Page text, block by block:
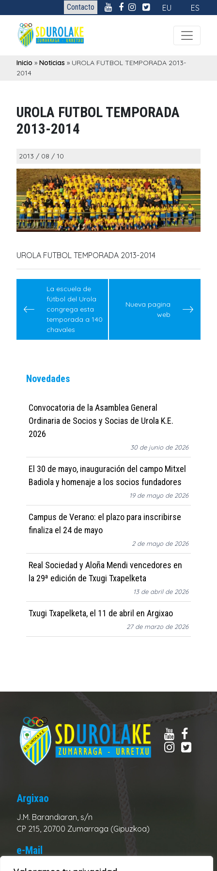
Contacto EU ES
Inicio »Noticias » UROLA FUTBOL TEMPORADA 2013-
2014
UROLA FUTBOL TEMPORADA
2013-2014
2013 / 08 / 10
UROLA FUTBOL TEMPORADA 2013-2014
Navegación
entradas
La escuela de
fútbol del Urola
congrega esta
temporada a 140
chavales
Nueva pagina
web
Novedades
Convocatoria de la Asamblea General
Ordinaria de Socios y Socias de Urola K.E.
2026
30 de junio de 2026
El 30 de mayo, inauguración del campo Mitxel
Badiola y homenaje a los socios fundadores
19 de mayo de 2026
Campus de Verano: el plazo para inscribirse
finaliza el 24 de mayo
2 de mayo de 2026
Real Sociedad y Aloña Mendi vencedores en
la 29ª edición de Txugi Txapelketa
13 de abril de 2026
Txugi Txapelketa, el 11 de abril en Argixao
27 de marzo de 2026
Argixao
J.M. Barandiaran, s/n
CP 215, 20700 Zumarraga (Gipuzkoa)
e-Mail